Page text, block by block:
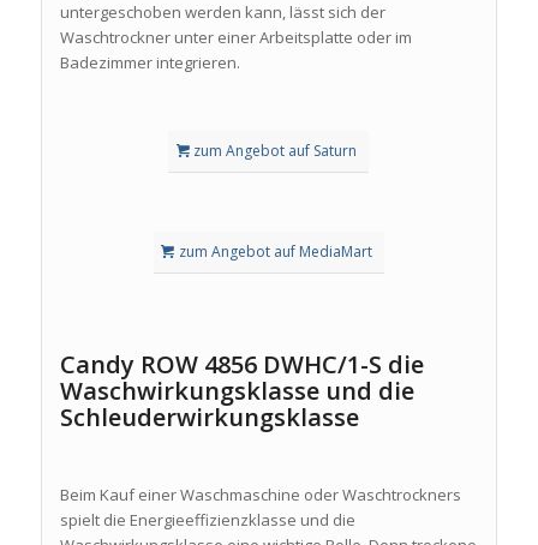
untergeschoben werden kann, lässt sich der
Waschtrockner unter einer Arbeitsplatte oder im
Badezimmer integrieren.
zum Angebot auf Saturn
zum Angebot auf MediaMart
Candy ROW 4856 DWHC/1-S die
Waschwirkungsklasse und die
Schleuderwirkungsklasse
Beim Kauf einer Waschmaschine oder Waschtrockners
spielt die Energieeffizienzklasse und die